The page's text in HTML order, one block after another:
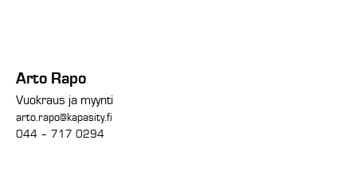
Arto Rapo
Vuokraus ja myynti
arto.rapo@kapasity.fi
044 – 717 0294